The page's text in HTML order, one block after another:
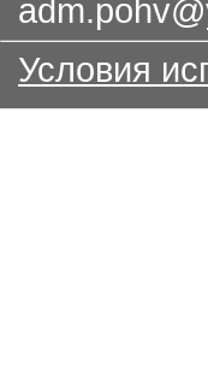
Условия